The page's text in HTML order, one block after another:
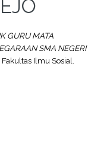
GURU MATA
SMA NEGERI
Fakultas Ilmu Sosial.